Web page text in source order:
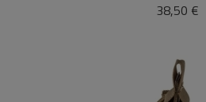
38,50 €